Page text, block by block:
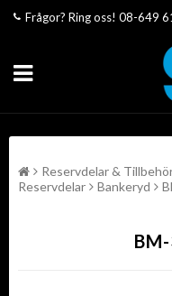
Frågor? Ring oss! 08-649
Reservdelar &
Reservdelar
Bankeryd